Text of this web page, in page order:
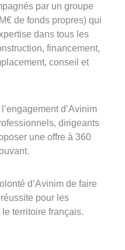
par un groupe
de fonds propres) qui
dans tous les
financement,
conseil et
d’Avinim
dirigeants
une offre à 360
d’Avinim de faire
pour les
territoire français.